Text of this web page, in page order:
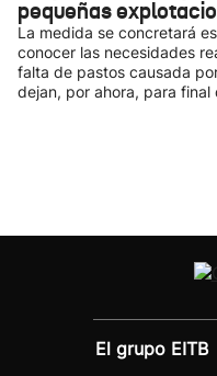
pequeñas
La medida se concretará
conocer las necesidades
falta de pastos causada
dejan, por ahora, para final
El grupo EITB